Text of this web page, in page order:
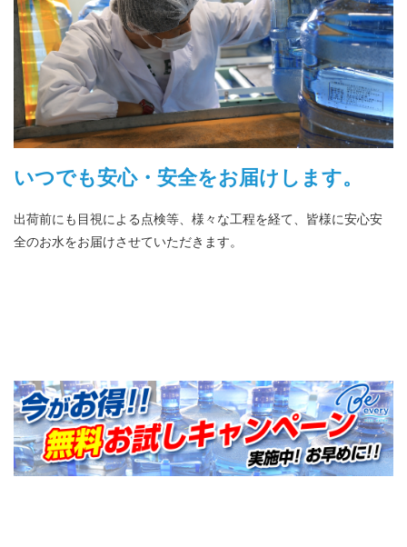
いつでも安心・安全をお届けします。
出荷前にも目視による点検等、様々な工程を経て、皆様に安心安
全のお水をお届けさせていただきます。